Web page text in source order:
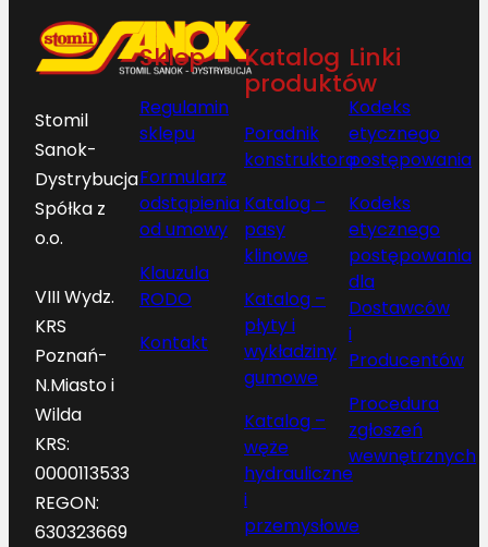
Stomil
Sanok-
Dystrybucja
Spółka z
o.o.
VIII Wydz.
KRS
Poznań-
N.Miasto i
Wilda
KRS:
0000113533
REGON:
630323669
Sklep
Regulamin
sklepu
Formularz
odstąpienia
od umowy
Klauzula
RODO
Kontakt
Katalog
produktów
Poradnik
konstruktora
Katalog –
pasy
klinowe
Katalog –
płyty i
wykładziny
gumowe
Katalog –
węże
hydrauliczne
i
przemysłowe
Linki
Kodeks
etycznego
postępowania
Kodeks
etycznego
postępowania
dla
Dostawców
i
Producentów
Procedura
zgłoszeń
wewnętrznych